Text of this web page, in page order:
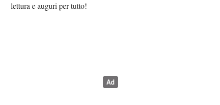
lettura e auguri per tutto!